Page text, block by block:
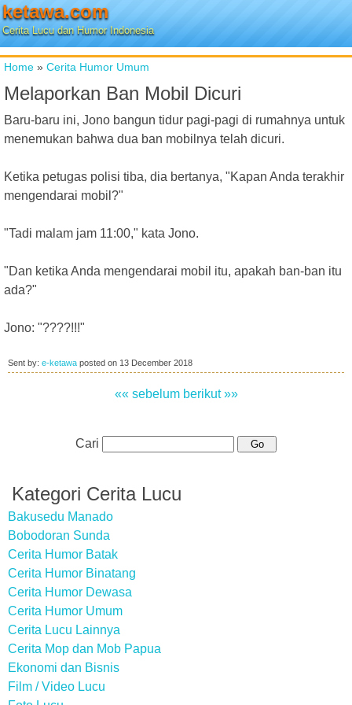
ketawa.com
Cerita Lucu dan Humor Indonesia
Home » Cerita Humor Umum
Melaporkan Ban Mobil Dicuri
Baru-baru ini, Jono bangun tidur pagi-pagi di rumahnya untuk
menemukan bahwa dua ban mobilnya telah dicuri.
Ketika petugas polisi tiba, dia bertanya, "Kapan Anda terakhir
mengendarai mobil?"
"Tadi malam jam 11:00," kata Jono.
"Dan ketika Anda mengendarai mobil itu, apakah ban-ban itu
ada?"
Jono: "????!!!"
Sent by: e-ketawa posted on 13 December 2018
«« sebelum berikut »»
Cari
Kategori Cerita Lucu
Bakusedu Manado
Bobodoran Sunda
Cerita Humor Batak
Cerita Humor Binatang
Cerita Humor Dewasa
Cerita Humor Umum
Cerita Lucu Lainnya
Cerita Mop dan Mob Papua
Ekonomi dan Bisnis
Film / Video Lucu